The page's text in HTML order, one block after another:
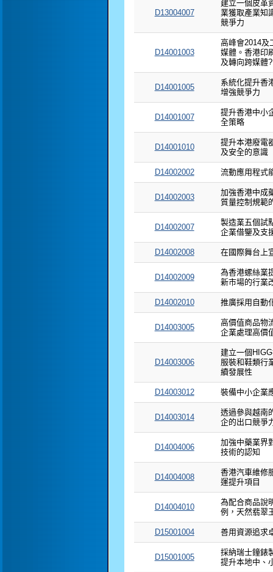
D13004007
建立一個皮革
業獲取產業知
競爭力
D14001003
高峰會2014及
媒體。香港印
及轉向跨媒體?
D14001005
系統化提升香
增強競爭力
D14001007
提升香港中小
全策略
D14001010
提升本港廢電
及安全的意識
D14002002 流動應用程式
D14002003
加強香港中成
質量控制規範
D14002007
製造業五個試
企業借鑒及支
D14002008 在國際舞台上
D14002009
為香港螺絲業
新市場的行業
D14002010 推廣採用自動
D14003005
高價值商品物
企業處理高價
D14003006
建立一個
服裝和鞋類行
續發展性
D14003012 裝備中小企業
D14003014
透過參與越南
企的出口競爭
D14004006
加強中藥業界
技術的認知
D14004008
香港汽車維修
運提升項目
D14004010
為配合商品說
例，天然翡翠
D15001004 善用資源追求
D15001005
採納瑞士鐘錶
提升本地中、